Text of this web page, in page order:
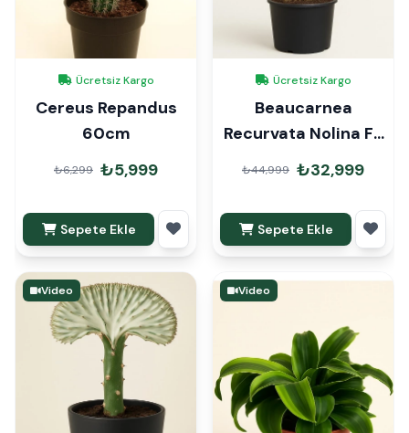
Ücretsiz Kargo
Cereus Repandus
60cm
₺6,299 ₺5,999
Sepete Ekle
Ücretsiz Kargo
Beaucarnea
Recurvata Nolina Fil
Ayağı 150cm
₺44,999 ₺32,999
Sepete Ekle
Video Video